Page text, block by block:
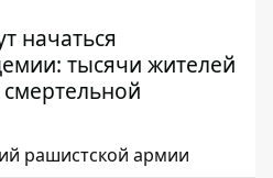
начаться
тысячи жителей
смертельной
рашистской армии